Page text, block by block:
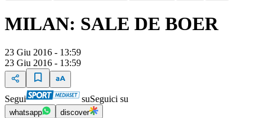
MILAN: SALE DE BOER
23 Giu 2016 - 13:59
23 Giu 2016 - 13:59
Segui suSeguici su
whatsapp discover